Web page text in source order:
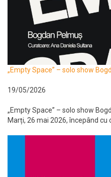
„Empty Space” – solo show
19/05/2026
„Empty Space” – solo show
Marți, 26 mai 2026, începând cu